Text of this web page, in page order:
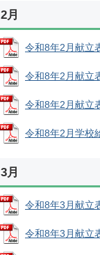
2月
令和8年2月献立
令和8年2月献立
令和8年2月献立
令和8年2月学校
3月
令和8年3月献立
令和8年3月献立